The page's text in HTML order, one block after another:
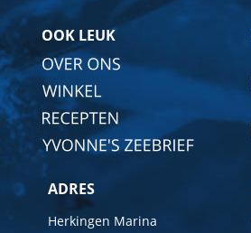
OOK LEUK
ADRES
Herkingen Marina